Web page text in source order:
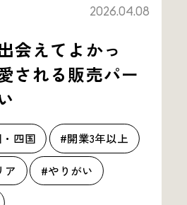
2026.04.08
会えてよかっ
される販売パー
四国 #開業3年以上
ア #やりがい